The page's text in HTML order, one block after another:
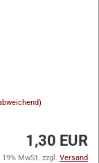
1,30 EUR
19% MwSt. zzgl. Versand